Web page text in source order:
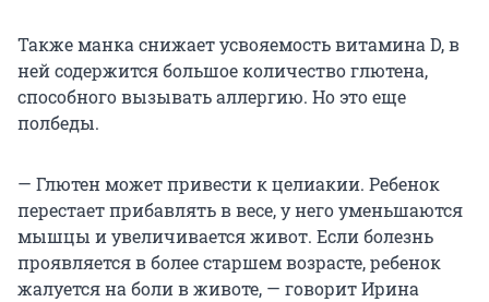
Также манка снижает усвояемость витамина D, в
ней содержится большое количество глютена,
способного вызывать аллергию. Но это еще
полбеды.
— Глютен может привести к целиакии. Ребенок
перестает прибавлять в весе, у него уменьшаются
мышцы и увеличивается живот. Если болезнь
проявляется в более старшем возрасте, ребенок
жалуется на боли в животе, — говорит Ирина